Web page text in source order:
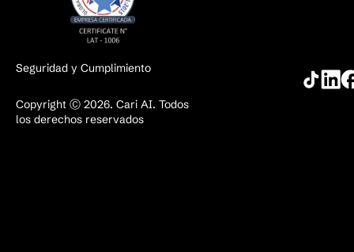
Seguridad y Cumplimiento
Copyright Ⓒ 2026. Cari AI. Todos
los derechos reservados